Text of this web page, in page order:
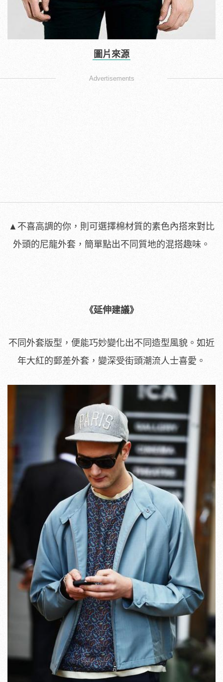
圖片來源
Advertisements
▲不喜高調的你，則可選擇棉材質的素色內搭來對比
外頭的尼龍外套，簡單點出不同質地的混搭趣味。
《延伸建議》
不同外套版型，便能巧妙變化出不同造型風貌。如近
年大紅的郵差外套，變深受街頭潮流人士喜愛。